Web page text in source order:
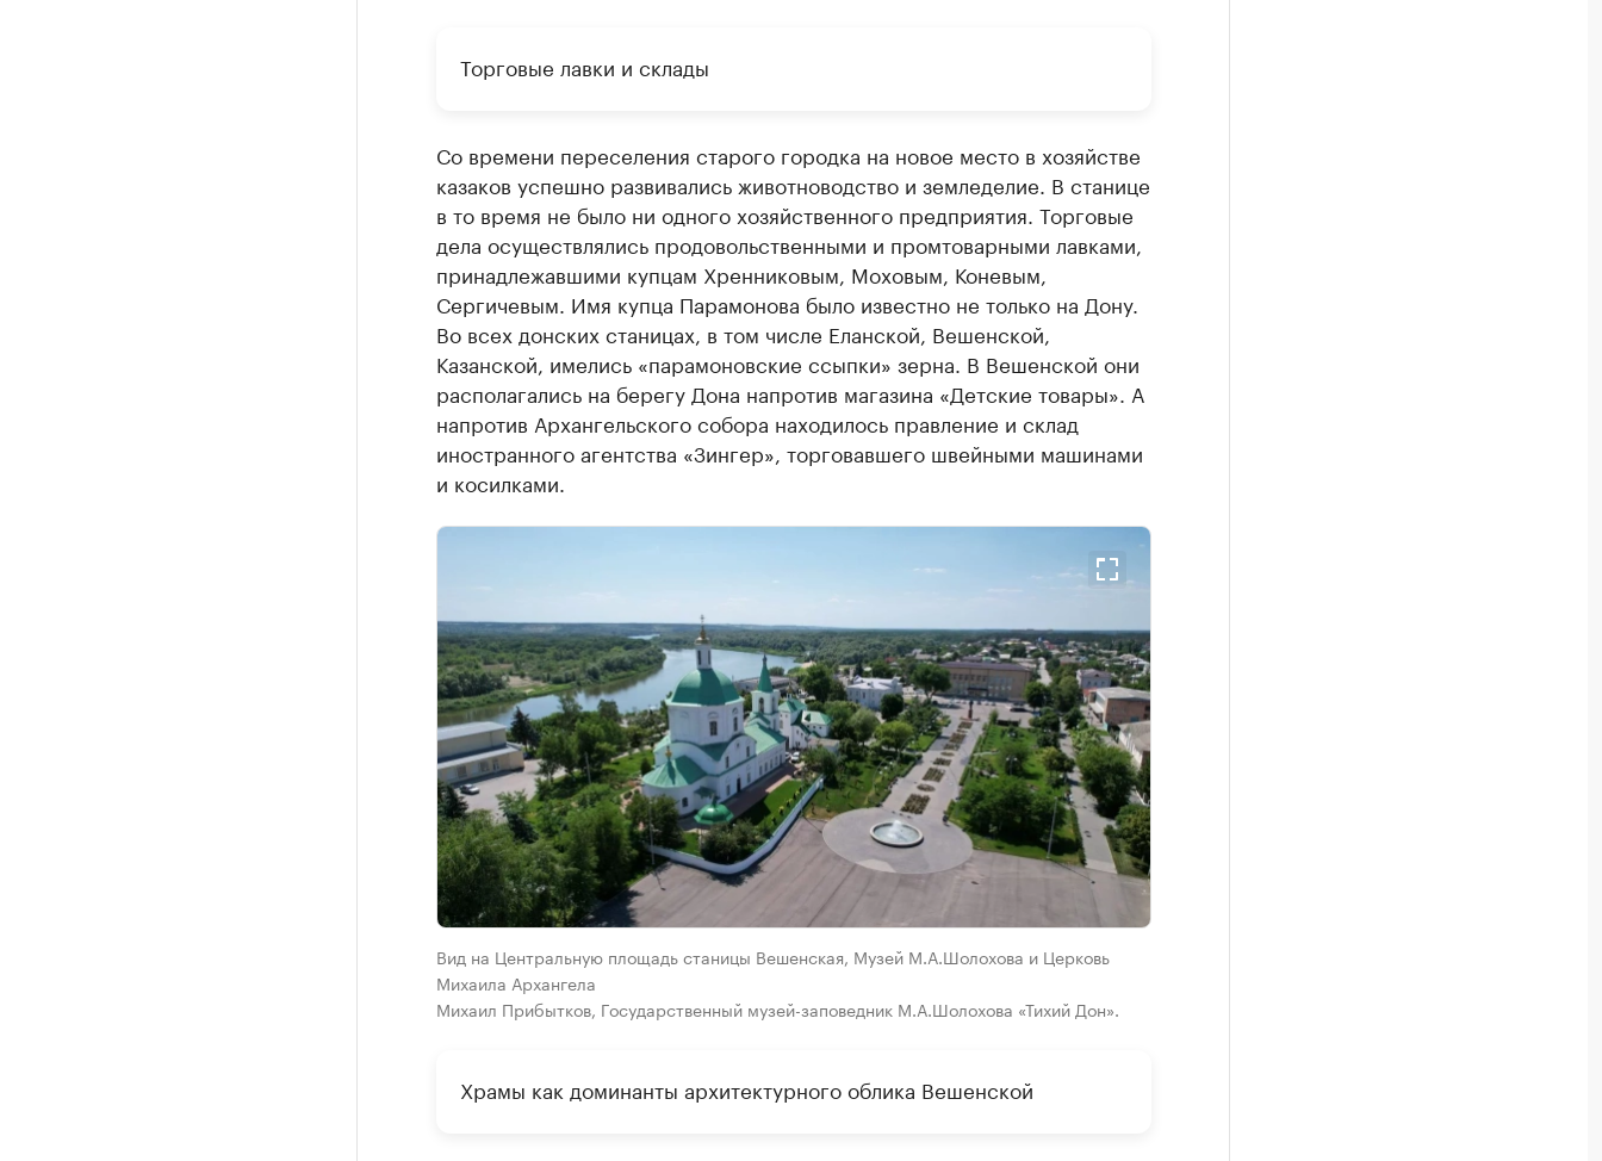
Торговые лавки и склады
Со времени переселения старого городка на новое место в хозяйстве
казаков успешно развивались животноводство и земледелие. В станице
в то время не было ни одного хозяйственного предприятия. Торговые
дела осуществлялись продовольственными и промтоварными лавками,
принадлежавшими купцам Хренниковым, Моховым, Коневым,
Сергичевым. Имя купца Парамонова было известно не только на Дону.
Во всех донских станицах, в том числе Еланской, Вешенской,
Казанской, имелись «парамоновские ссыпки» зерна. В Вешенской они
располагались на берегу Дона напротив магазина «Детские товары». А
напротив Архангельского собора находилось правление и склад
иностранного агентства «Зингер», торговавшего швейными машинами
и косилками.
Вид на Центральную площадь станицы Вешенская, Музей М.А.Шолохова и Церковь
Михаила Архангела
Михаил Прибытков, Государственный музей-заповедник М.А.Шолохова «Тихий Дон».
Храмы как доминанты архитектурного облика Вешенской